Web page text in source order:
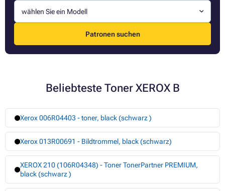
wählen Sie ein Modell
Patronen suchen
Beliebteste Toner XEROX B
Xerox 006R04403 - toner, black (schwarz )
Xerox 013R00691 - Bildtrommel, black (schwarz)
XEROX 210 (106R04348) - Toner TonerPartner PREMIUM,
black (schwarz )